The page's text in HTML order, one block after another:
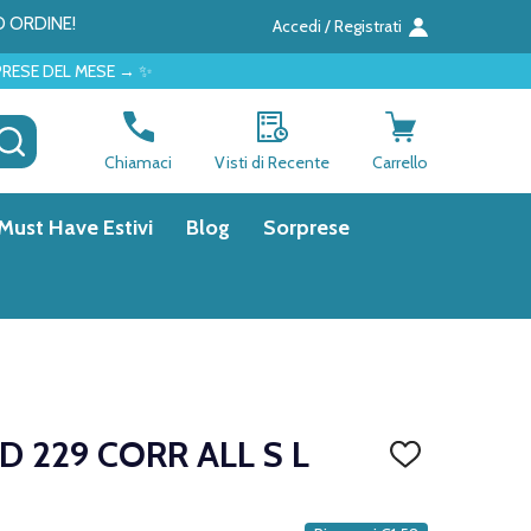
ORDINE! Accedi / Registrati
✨
CERCA
Chiamaci Visti di Recente Carrello
Have Estivi Blog Sorprese
229 CORR ALL S L
AGGIUNGI
DEI